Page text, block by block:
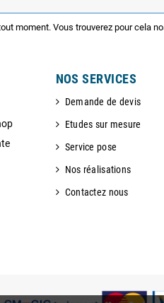
moment. Vous trouverez pour cela
NOS SERVICES
Demande de devis
Etudes sur mesure
Service pose
Nos réalisations
Contactez nous